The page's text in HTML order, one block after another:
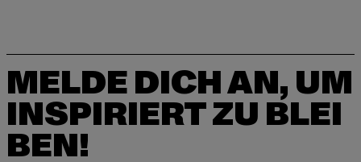
MELDE DICH AN, UM
INSPIRIERT ZU BLEI
BEN!